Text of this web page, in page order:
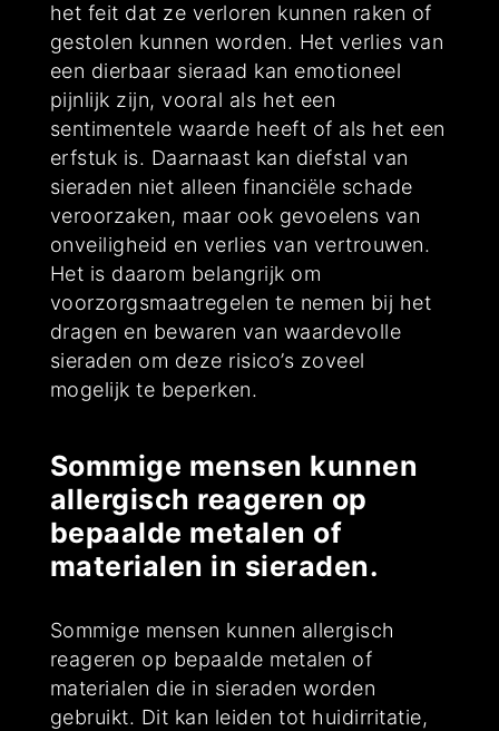
het feit dat ze verloren kunnen raken of
gestolen kunnen worden. Het verlies van
een dierbaar sieraad kan emotioneel
pijnlijk zijn, vooral als het een
sentimentele waarde heeft of als het een
erfstuk is. Daarnaast kan diefstal van
sieraden niet alleen financiële schade
veroorzaken, maar ook gevoelens van
onveiligheid en verlies van vertrouwen.
Het is daarom belangrijk om
voorzorgsmaatregelen te nemen bij het
dragen en bewaren van waardevolle
sieraden om deze risico’s zoveel
mogelijk te beperken.
Sommige mensen kunnen
allergisch reageren op
bepaalde metalen of
materialen in sieraden.
Sommige mensen kunnen allergisch
reageren op bepaalde metalen of
materialen die in sieraden worden
gebruikt. Dit kan leiden tot huidirritatie,